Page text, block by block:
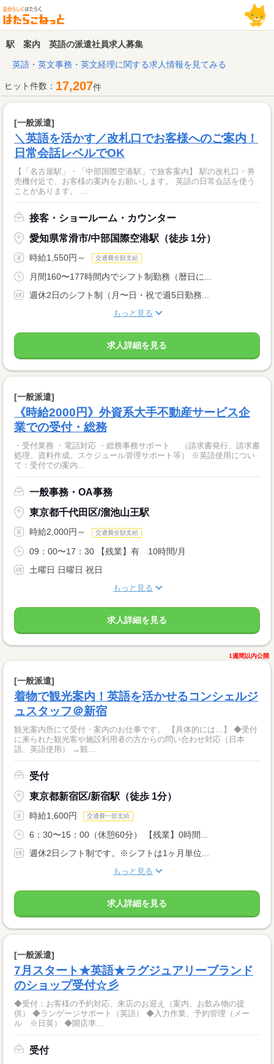
駅 案内 英語の派遣社員求人募集
英語・英文事務・英文経理に関する求人情報を見てみる
ヒット件数： 17,207件
[一般派遣]
＼英語を活かす／改札口でお客様へのご案内！
日常会話レベルでOK
【「名古屋駅」・「中部国際空港駅」で旅客案内】 駅の改札口・券
売機付近で、お客様の案内をお願いします。 英語の日常会話を使う
ことがあります。 ...
接客・ショールーム・カウンター
愛知県常滑市/中部国際空港駅（徒歩 1分）
時給1,550円～ 交通費全額支給
月間160〜177時間内でシフト制勤務（暦日に...
週休2日のシフト制（月〜日・祝で週5日勤務...
もっと見る
求人詳細を見る
[一般派遣]
《時給2000円》外資系大手不動産サービス企
業での受付・総務
・受付業務 ・電話対応 ・総務事務サポート （請求書発行、請求書
処理、資料作成、スケジュール管理サポート等） ※英語使用につい
て：受付での案内...
一般事務・OA事務
東京都千代田区/溜池山王駅
時給2,000円～ 交通費全額支給
09：00〜17：30 【残業】有 10時間/月
土曜日 日曜日 祝日
もっと見る
求人詳細を見る
1週間以内公開
[一般派遣]
着物で観光案内！英語を活かせるコンシェルジ
ュスタッフ＠新宿
観光案内所にて受付・案内のお仕事です。 【具体的には…】 ◆受付
に来られた観光客や施設利用者の方からの問い合わせ対応（日本
語、英語使用） →観...
受付
東京都新宿区/新宿駅（徒歩 1分）
時給1,600円 交通費一部支給
6：30〜15：00（休憩60分） 【残業】0時間...
週休2日シフト制です。※シフトは1ヶ月単位...
もっと見る
求人詳細を見る
[一般派遣]
7月スタート★英語★ラグジュアリーブランド
のショップ受付☆彡
◆受付：お客様の予約対応、来店のお迎え（案内、お飲み物の提
供） ◆ランゲージサポート（英語） ◆入力作業、予約管理（メー
ル ※日英） ◆開店準...
受付